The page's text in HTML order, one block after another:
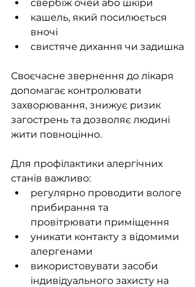
свербіж очей або шкіри
кашель, який посилюється
вночі
свистяче дихання чи задишка
Своєчасне звернення до лікаря
допомагає контролювати
захворювання, знижує ризик
загострень та дозволяє людині
жити повноцінно.
Для профілактики алергічних
станів важливо:
регулярно проводити вологе
прибирання та
провітрювати приміщення
уникати контакту з відомими
алергенами
використовувати засоби
індивідуального захисту на